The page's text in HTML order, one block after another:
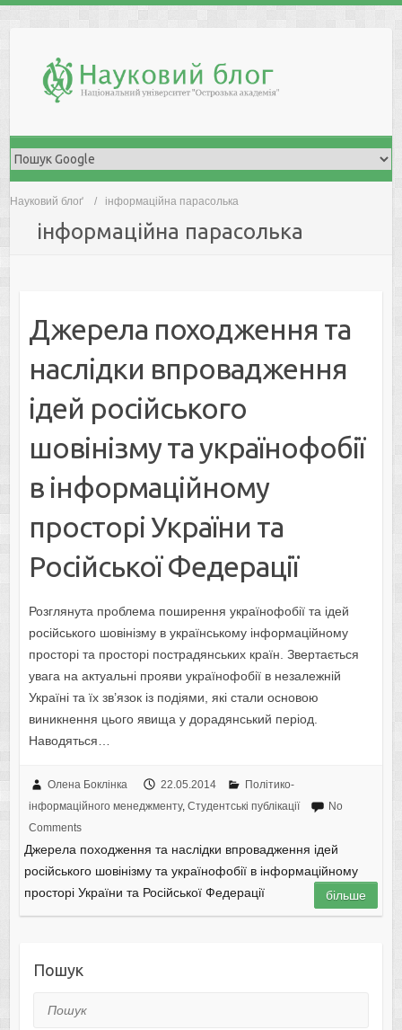
Науковий блоґ інформаційна парасолька
інформаційна парасолька
Джерела походження та
наслідки впровадження
ідей російського
шовінізму та українофобії
в інформаційному
просторі України та
Російської Федерації
Розглянута проблема поширення українофобії та ідей
російського шовінізму в українському інформаційному
просторі та просторі пострадянських країн. Звертається
увага на актуальні прояви українофобії в незалежній
Україні та їх зв’язок із подіями, які стали основою
виникнення цього явища у дорадянський період.
Наводяться…
Олена Боклінка 22.05.2014
Політико-
інформаційного менеджменту, Студентські публікації
No
Comments
Джерела походження та наслідки впровадження ідей
російського шовінізму та українофобії в інформаційному
просторі України та Російської Федерації
більше
Пошук
Пошук